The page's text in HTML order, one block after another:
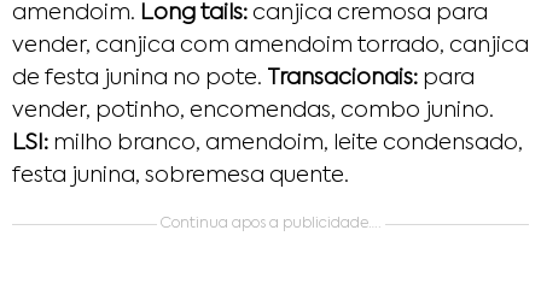
amendoim. Long tails: canjica cremosa para
vender, canjica com amendoim torrado, canjica
de festa junina no pote.
Transacionais: para
vender, potinho, encomendas, combo junino.
LSI: milho branco, amendoim, leite condensado,
festa junina, sobremesa quente.
Continua apos a publicidade….